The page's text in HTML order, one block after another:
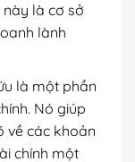
này là cơ sở
lành
là một phần
Nó giúp
về các khoản
chính một